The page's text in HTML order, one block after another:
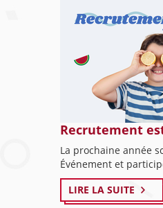
Recrutement
La prochaine année
Événement et
LIRE LA SUITE